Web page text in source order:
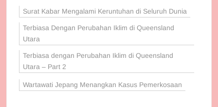
Surat Kabar Mengalami Keruntuhan di Seluruh Dunia
Terbiasa Dengan Perubahan Iklim di Queensland
Utara
Terbiasa dengan Perubahan Iklim di Queensland
Utara – Part 2
Wartawati Jepang Menangkan Kasus Pemerkosaan